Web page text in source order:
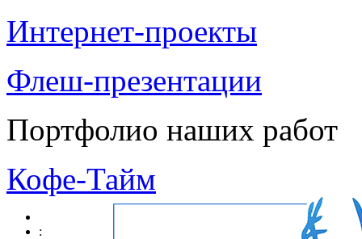
Интернет-проекты
Флеш-презентации
Портфолио наших работ
Кофе-Тайм
: